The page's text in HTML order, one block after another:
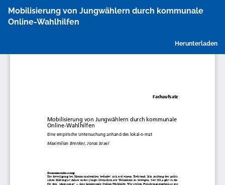
Artikeldetails
zurückkehren
Mobilisierung von Jungwählern durch kommunale
Online-Wahlhilfen
Herunterladen